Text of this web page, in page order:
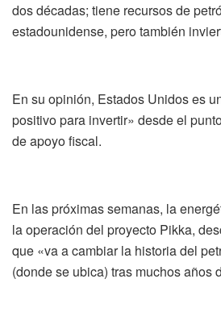
dos décadas; tiene recursos de
estadounidense, pero también
En su opinión, Estados Unidos es
positivo para invertir» desde el
de apoyo fiscal.
En las próximas semanas, la
la operación del proyecto Pikka,
que «va a cambiar la historia del
(donde se ubica) tras muchos años